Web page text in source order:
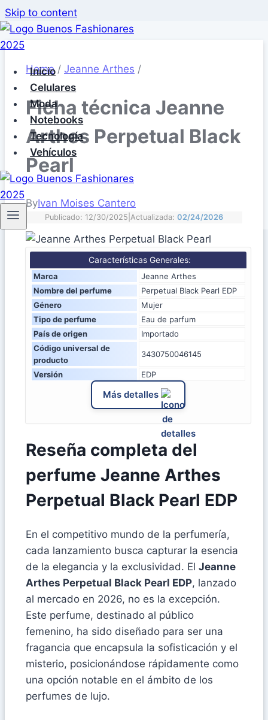
Skip to content
Inicio
Celulares
Moda
Notebooks
Tecnología
Vehículos
Home / Jeanne Arthes /
Ficha técnica Jeanne
Arthes Perpetual Black
Pearl
ByIvan Moises Cantero
Publicado: 12/30/2025 Actualizada: 02/24/2026
Características Generales:
Marca
Jeanne Arthes
Nombre del perfume
Perpetual Black Pearl EDP
Género
Mujer
Tipo de perfume
Eau de parfum
País de origen
Importado
Código universal de
producto
3430750046145
Versión EDP
Más detalles
Reseña completa del
perfume Jeanne Arthes
Perpetual Black Pearl EDP
En el competitivo mundo de la perfumería,
cada lanzamiento busca capturar la esencia
de la elegancia y la exclusividad. El Jeanne
Arthes Perpetual Black Pearl EDP, lanzado
al mercado en 2026, no es la excepción.
Este perfume, destinado al público
femenino, ha sido diseñado para ser una
fragancia que encapsula la sofisticación y el
misterio, posicionándose rápidamente como
una opción notable en el ámbito de los
perfumes de lujo.